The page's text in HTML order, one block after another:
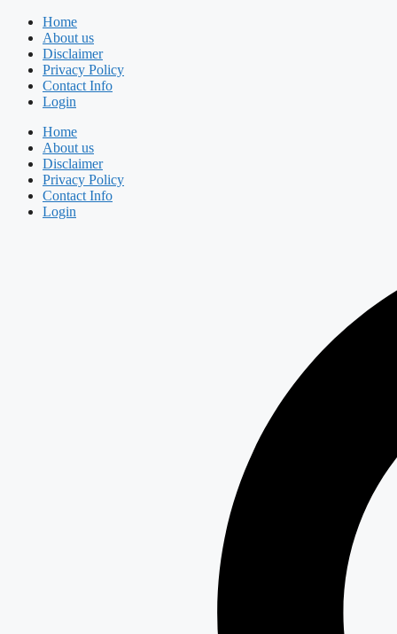
Skip
content
Home
About us
Disclaimer
Privacy Policy
Contact Info
Login
Home
About us
Disclaimer
Privacy Policy
Contact Info
Login